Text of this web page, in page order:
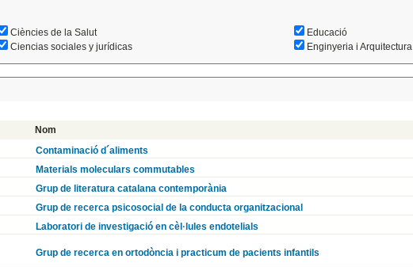
Ciències de la Salut
Ciencias sociales y jurídicas
Educació
Enginyeria i Arquitectura
Nom
Contaminació d´aliments
Materials moleculars commutables
Grup de literatura catalana contemporània
Grup de recerca psicosocial de la conducta organitzacional
Laboratori de investigació en cèl·lules endotelials
Grup de recerca en ortodòncia i practicum de pacients infantils